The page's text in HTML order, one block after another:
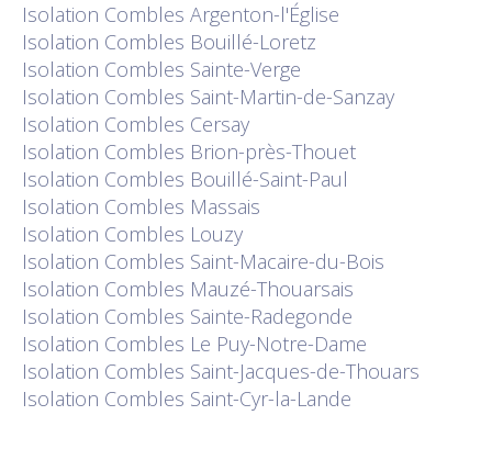
Isolation Combles Argenton-l'Église
Isolation Combles Bouillé-Loretz
Isolation Combles Sainte-Verge
Isolation Combles Saint-Martin-de-Sanzay
Isolation Combles Cersay
Isolation Combles Brion-près-Thouet
Isolation Combles Bouillé-Saint-Paul
Isolation Combles Massais
Isolation Combles Louzy
Isolation Combles Saint-Macaire-du-Bois
Isolation Combles Mauzé-Thouarsais
Isolation Combles Sainte-Radegonde
Isolation Combles Le Puy-Notre-Dame
Isolation Combles Saint-Jacques-de-Thouars
Isolation Combles Saint-Cyr-la-Lande